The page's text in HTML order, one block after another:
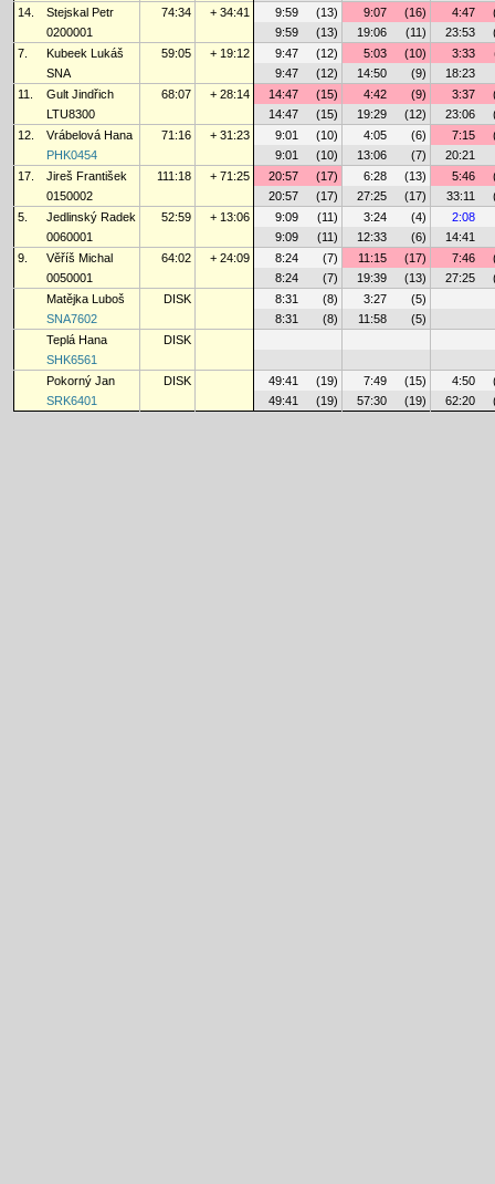
14.
Stejskal Petr 74:34 + 34:41 9:59 (13) 9:07 (16) 4:47
0200001
9:59 (13) 19:06 (11) 23:53
7.
Kubeek Lukáš 59:05 + 19:12 9:47 (12) 5:03 (10) 3:33
SNA
9:47 (12) 14:50 (9)
18:23
11.
Gult Jindřich 68:07 + 28:14 14:47 (15) 4:42 (9) 3:37
LTU8300
14:47 (15) 19:29 (12) 23:06
12.
Vrábelová Hana 71:16 + 31:23 9:01 (10) 4:05 (6) 7:15
PHK0454
9:01 (10) 13:06 (7)
20:21
17.
Jireš František 111:18 + 71:25 20:57 (17) 6:28 (13) 5:46
0150002
20:57 (17) 27:25 (17) 33:11
5.
Jedlinský Radek 52:59 + 13:06 9:09 (11) 3:24 (4)
2:08
0060001
9:09 (11) 12:33 (6)
14:41
9.
Věříš Michal 64:02 + 24:09 8:24 (7) 11:15 (17) 7:46
0050001
8:24 (7) 19:39 (13) 27:25
Matějka Luboš
DISK 8:31 (8) 3:27
(5)
SNA7602
8:31 (8) 11:58
(5)
Teplá Hana
DISK
SHK6561
Pokorný Jan
DISK 49:41 (19) 7:49 (15) 4:50
SRK6401
49:41 (19) 57:30 (19) 62:20